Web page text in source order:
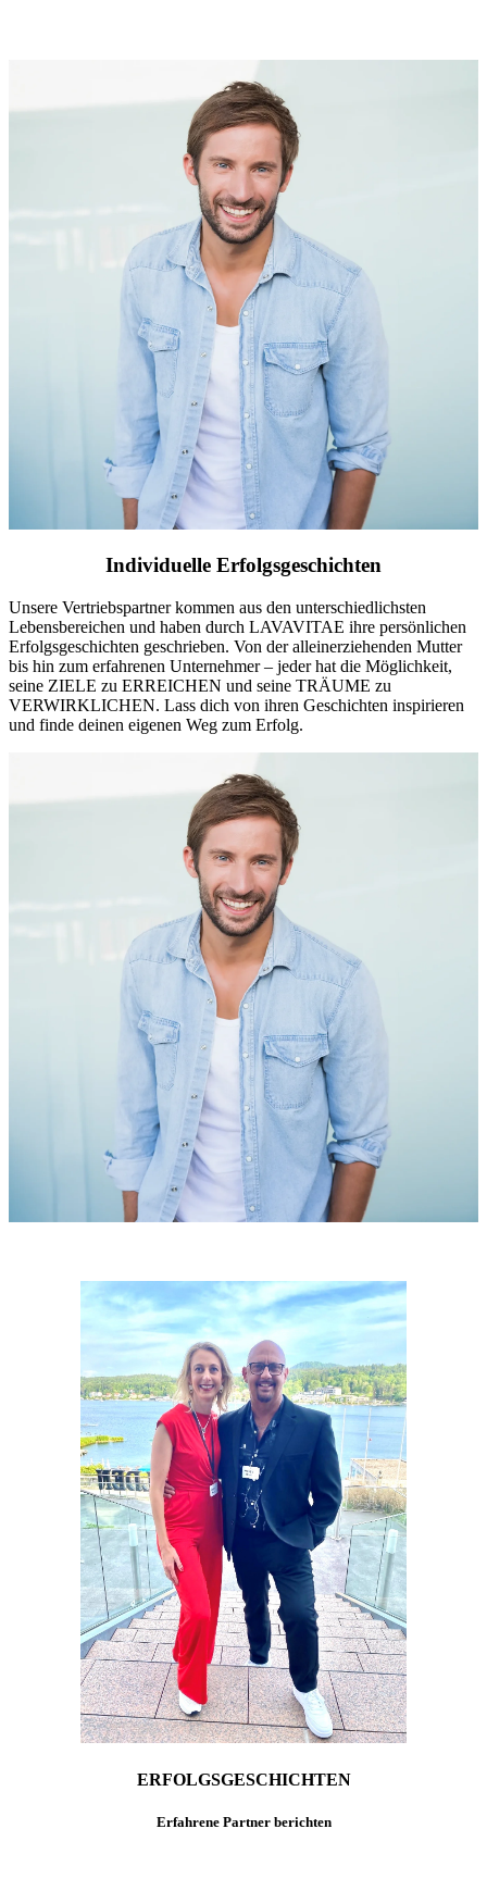
Individuelle Erfolgsgeschichten
Unsere Vertriebspartner kommen aus den unterschiedlichsten
Lebensbereichen und haben durch LAVAVITAE ihre persönlichen
Erfolgsgeschichten geschrieben. Von der alleinerziehenden Mutter
bis hin zum erfahrenen Unternehmer – jeder hat die Möglichkeit,
seine ZIELE zu ERREICHEN und seine TRÄUME zu
VERWIRKLICHEN. Lass dich von ihren Geschichten inspirieren
und finde deinen eigenen Weg zum Erfolg.
ERFOLGSGESCHICHTEN
Erfahrene Partner berichten